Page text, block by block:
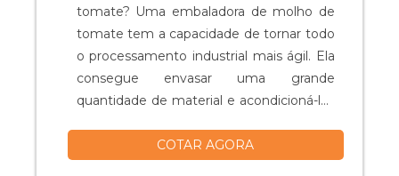
alta qualidade dos equipamentos de
envase que a Prodismaq oferece para
seus clientes. Com equipe experiente e
produção nacional de larga escala, a
empresa trabalha para satisfazer quem
em contato agora mesmo com um
representante para saber mais
tomate? Uma embaladora de molho de
tomate tem a capacidade de tornar todo
o processamento industrial mais ágil. Ela
consegue envasar uma grande
quantidade de material e acondicioná-los
embalagem. Entretanto, para que sua
COTAR AGORA